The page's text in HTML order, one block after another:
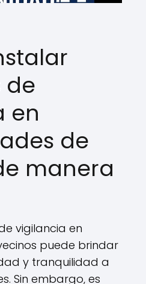
de
en
de
manera
vigilancia en
puede brindar
y tranquilidad a
Sin embargo, es